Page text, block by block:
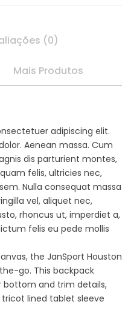
(0)
Mais Produtos
adipiscing elit.
Aenean massa. Cum
dis parturient montes,
felis, ultricies nec,
Nulla consequat massa
vel, aliquet nec,
rhoncus ut, imperdiet a,
felis eu pede mollis
the JanSport Houston
go. This backpack
and trim details,
tricot lined tablet sleeve